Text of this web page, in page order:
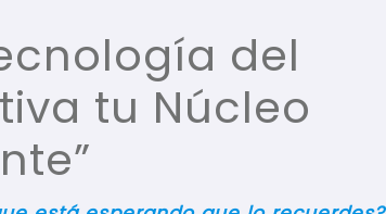
del
tu Núcleo